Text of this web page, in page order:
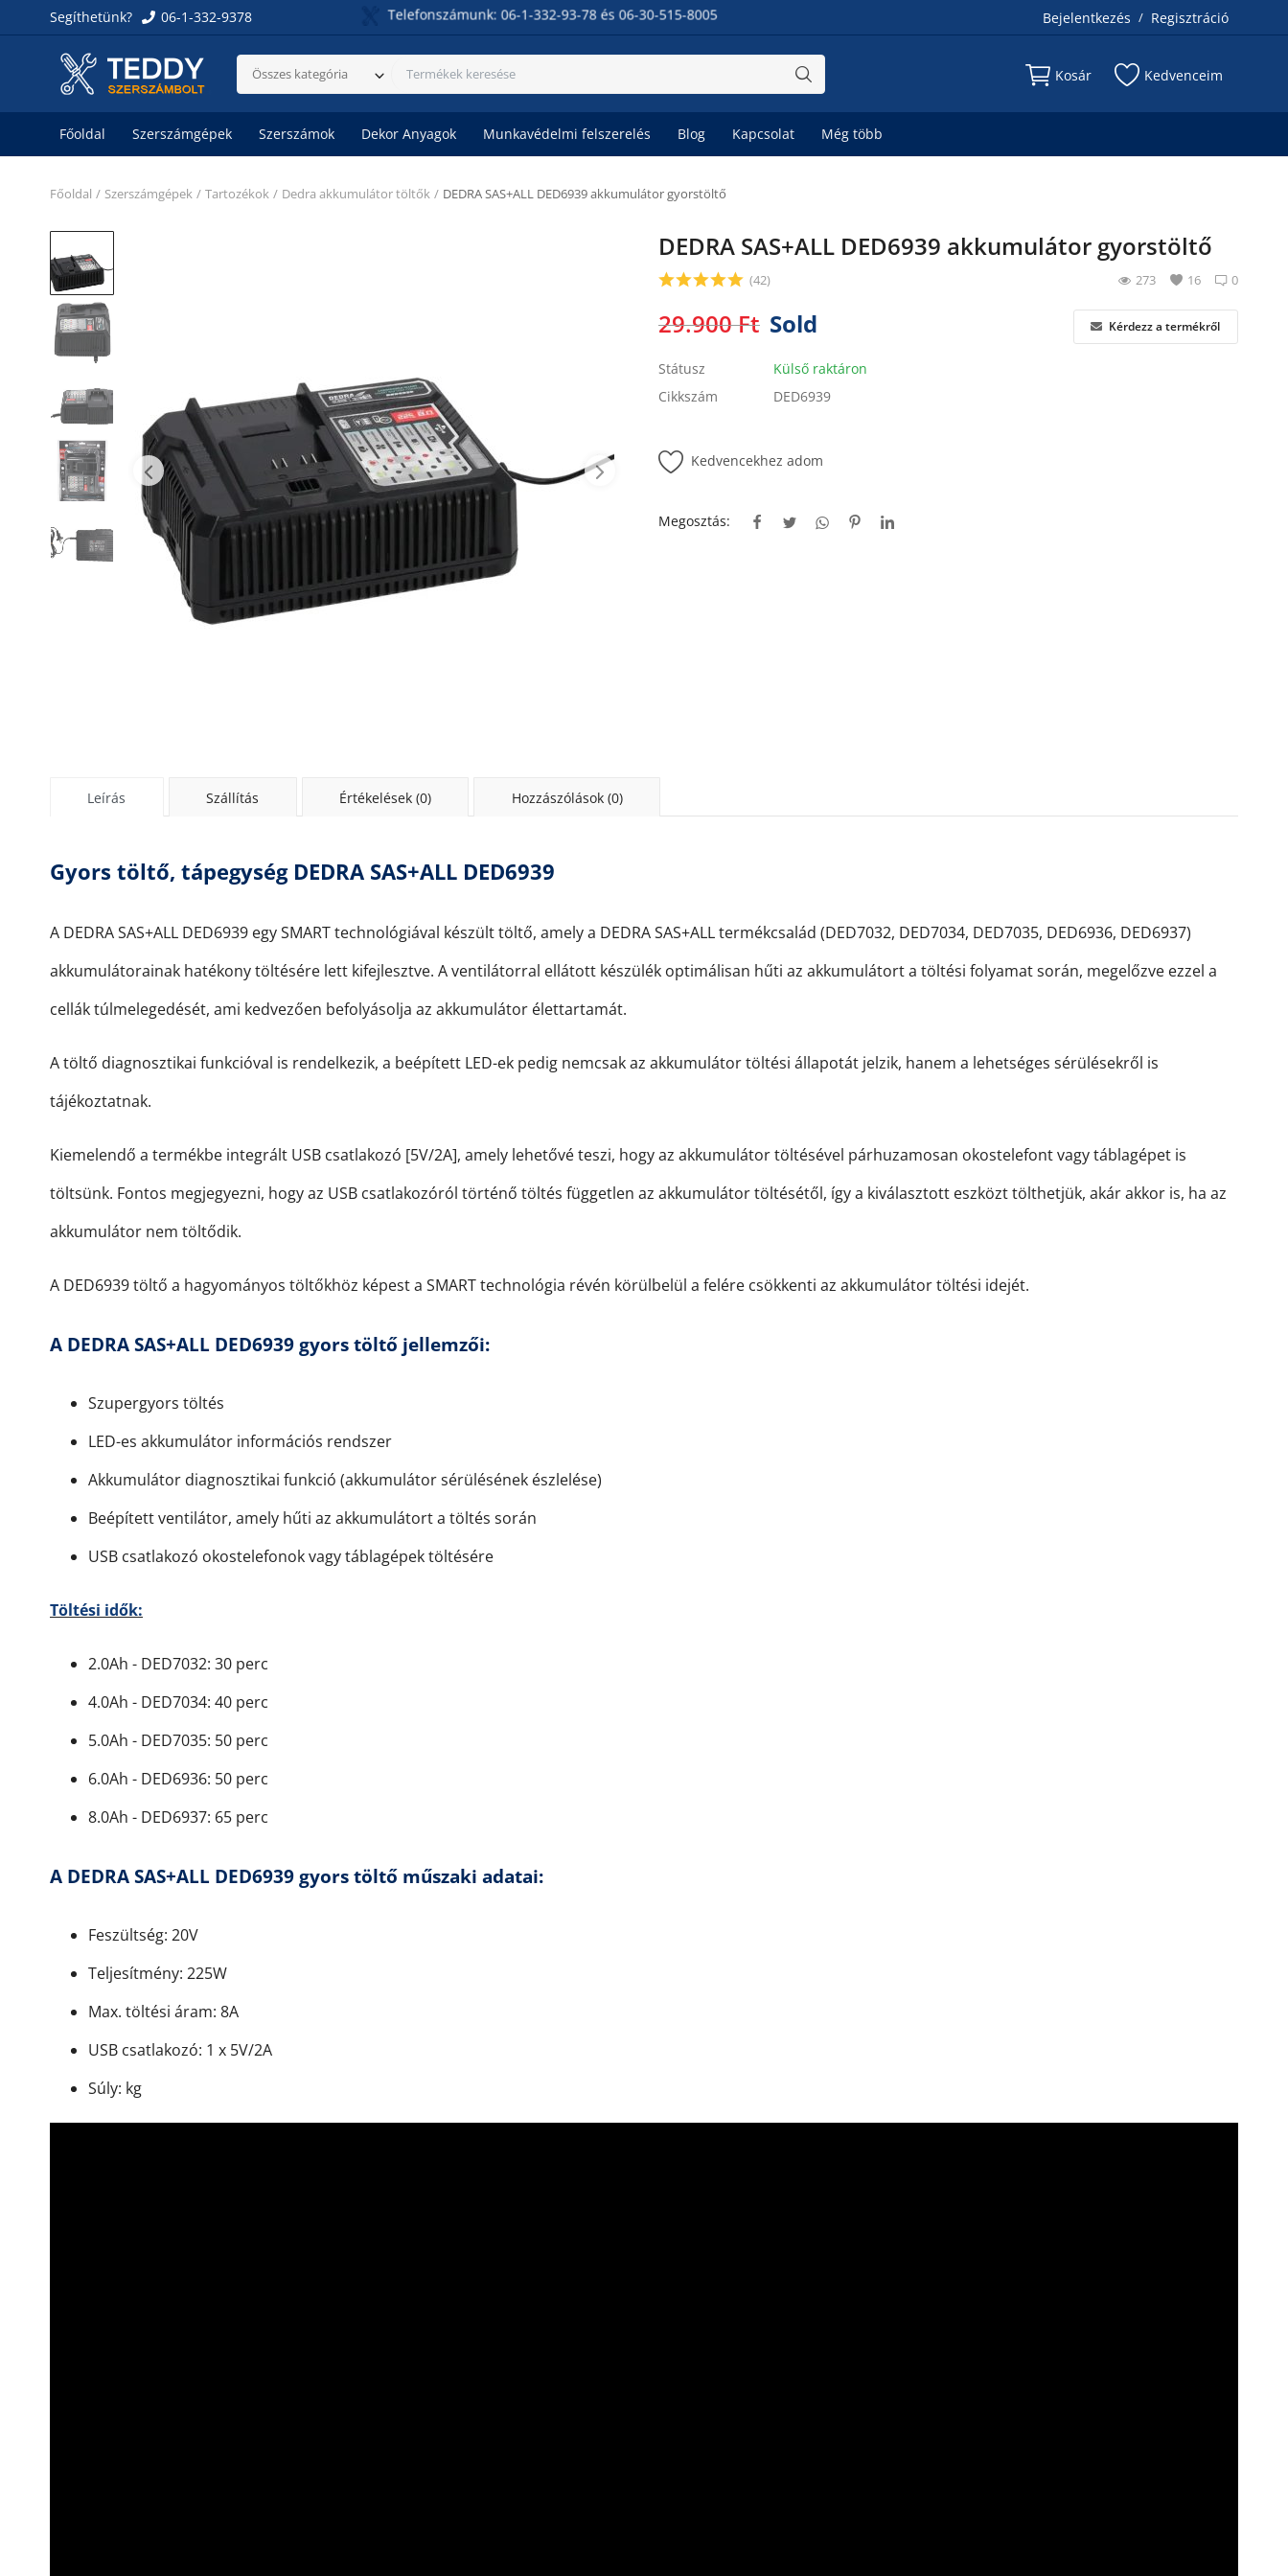
Segíthetünk? 06-1-332-9378
Szombaton 6-13 óráig. Vasárnap: ZÁRVA! Telefonszámunk: 06-1-332-93-78 és 06-30-515-8005 Bejelentkezés / Regisztráció
Összes kategória Kosár Kedvenceim
Főoldal Szerszámgépek Szerszámok Dekor Anyagok Munkavédelmi felszerelés Blog Kapcsolat Még több
Főoldal Szerszámgépek Tartozékok Dedra akkumulátor töltők DEDRA SAS+ALL DED6939 akkumulátor gyorstöltő
DEDRA SAS+ALL DED6939 akkumulátor gyorstöltő
0
(42) 16
273
29.900Ft Sold Kérdezz a termékről
Státusz
Külső raktáron
Cikkszám
DED6939
Kedvencekhez adom
Megosztás:
Leírás Szállítás Értékelések (0) Hozzászólások (0)
Gyors töltő, tápegység DEDRA SAS+ALL DED6939
A DEDRA SAS+ALL DED6939 egy SMART technológiával készült töltő, amely a DEDRA SAS+ALL termékcsalád (DED7032, DED7034, DED7035, DED6936, DED6937)
akkumulátorainak hatékony töltésére lett kifejlesztve. A ventilátorral ellátott készülék optimálisan hűti az akkumulátort a töltési folyamat során, megelőzve ezzel a
cellák túlmelegedését, ami kedvezően befolyásolja az akkumulátor élettartamát.
A töltő diagnosztikai funkcióval is rendelkezik, a beépített LED-ek pedig nemcsak az akkumulátor töltési állapotát jelzik, hanem a lehetséges sérülésekről is
tájékoztatnak.
Kiemelendő a termékbe integrált USB csatlakozó [5V/2A], amely lehetővé teszi, hogy az akkumulátor töltésével párhuzamosan okostelefont vagy táblagépet is
töltsünk. Fontos megjegyezni, hogy az USB csatlakozóról történő töltés független az akkumulátor töltésétől, így a kiválasztott eszközt tölthetjük, akár akkor is, ha az
akkumulátor nem töltődik.
A DED6939 töltő a hagyományos töltőkhöz képest a SMART technológia révén körülbelül a felére csökkenti az akkumulátor töltési idejét.
A DEDRA SAS+ALL DED6939 gyors töltő jellemzői:
Szupergyors töltés
LED-es akkumulátor információs rendszer
Akkumulátor diagnosztikai funkció (akkumulátor sérülésének észlelése)
Beépített ventilátor, amely hűti az akkumulátort a töltés során
USB csatlakozó okostelefonok vagy táblagépek töltésére
Töltési idők:
2.0Ah - DED7032: 30 perc
4.0Ah - DED7034: 40 perc
5.0Ah - DED7035: 50 perc
6.0Ah - DED6936: 50 perc
8.0Ah - DED6937: 65 perc
A DEDRA SAS+ALL DED6939 gyors töltő műszaki adatai:
Feszültség: 20V
Teljesítmény: 225W
Max. töltési áram: 8A
USB csatlakozó: 1 x 5V/2A
Súly: kg